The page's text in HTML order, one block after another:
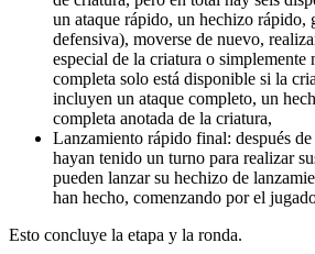
un ataque rápido, un hechizo rápido,
defensiva), moverse de nuevo,
especial de la criatura o simplemente
completa solo está disponible si la
incluyen un ataque completo, un
completa anotada de la criatura,
Lanzamiento rápido final: después
hayan tenido un turno para realizar
pueden lanzar su hechizo de
han hecho, comenzando por el
Esto concluye la etapa y la ronda.